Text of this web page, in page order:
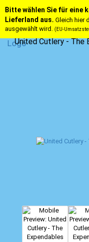
Bitte wählen Sie für eine
Lieferland aus. Gleich hier
ausgewählt wird. (EU-
United Cutlery - The